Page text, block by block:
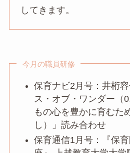
してきます。
今月の職員研修
保育ナビ2月号：井桁
ス・オブ・ワンダー（
もの心を豊かに育むた
し）」読み合わせ
保育通信1月号：『保